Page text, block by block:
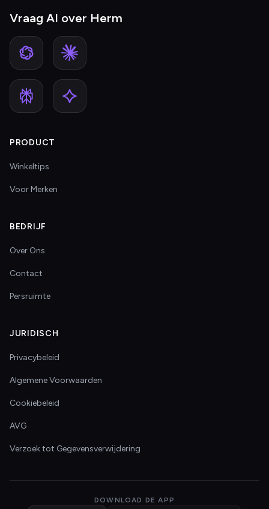
Vraag AI over Herm
PRODUCT
Winkeltips
Voor Merken
BEDRIJF
Over Ons
Contact
Persruimte
JURIDISCH
Privacybeleid
Algemene Voorwaarden
Cookiebeleid
AVG
Verzoek tot Gegevensverwijdering
DOWNLOAD DE APP